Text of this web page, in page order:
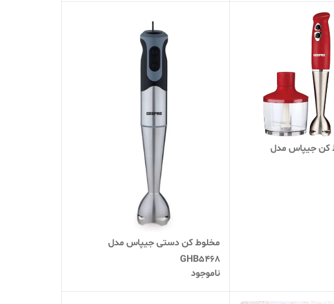
کن جیپاس مدل
مخلوط کن دستی جیپاس مدل
GHB5468
ناموجود